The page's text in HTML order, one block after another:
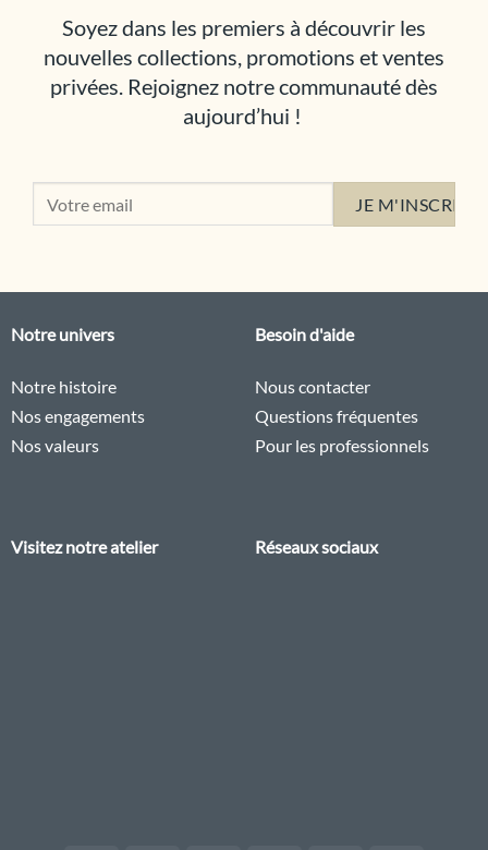
Soyez dans les premiers à découvrir les
nouvelles collections, promotions et ventes
privées. Rejoignez notre communauté dès
aujourd’hui !
Visitez notre atelier
Notre univers
Notre histoire
Nos engagements
Nos valeurs
Besoin d'aide
Nous contacter
Questions fréquentes
Pour les professionnels
Réseaux sociaux